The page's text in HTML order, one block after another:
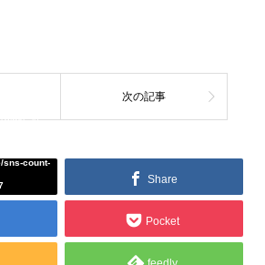
次の記事
sns-count-
Share
Pocket